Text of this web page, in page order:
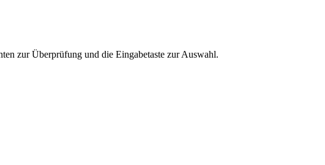
zur Überprüfung und die Eingabetaste zur Auswahl.